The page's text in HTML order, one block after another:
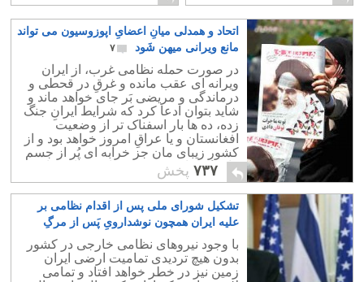
اتحاد و همدلی میانِ اعضایِ اپوزوسیون می تواند
مانع ویرانی میهن شَود
۷
در صورت حمله نظامی غرب، از ایران
ویرانه ای عقب مانده و غرقِ در قحطی و
درماندگی و مریضی بَر جای خواهد ماند و
شاید بتوان ادعا کرد که شرایط ایرانِ جنگ
زده، ده ها بار اسفناک تر از وضعیت
افغانستان و یا عراقِ امروز خواهد بود و از
کشورِ زیبای مان جز خرابه ای پُر از جسم
های بی جان، چیزی بر جای نخواهد ماند.
۷۳۷ پخش
تشکیل شورای ملی پس از اقدام نظامی بر
علیه ایران همچون نوشدارویِ پَس از مرگِ
سهراب است
۱۲
با وجود نیروهای نظامی خارجی در کشور
بدون هیچ تردیدی تمامیت ارضی ایران
زمین نیز در خطر خواهد افتاد و تمامی